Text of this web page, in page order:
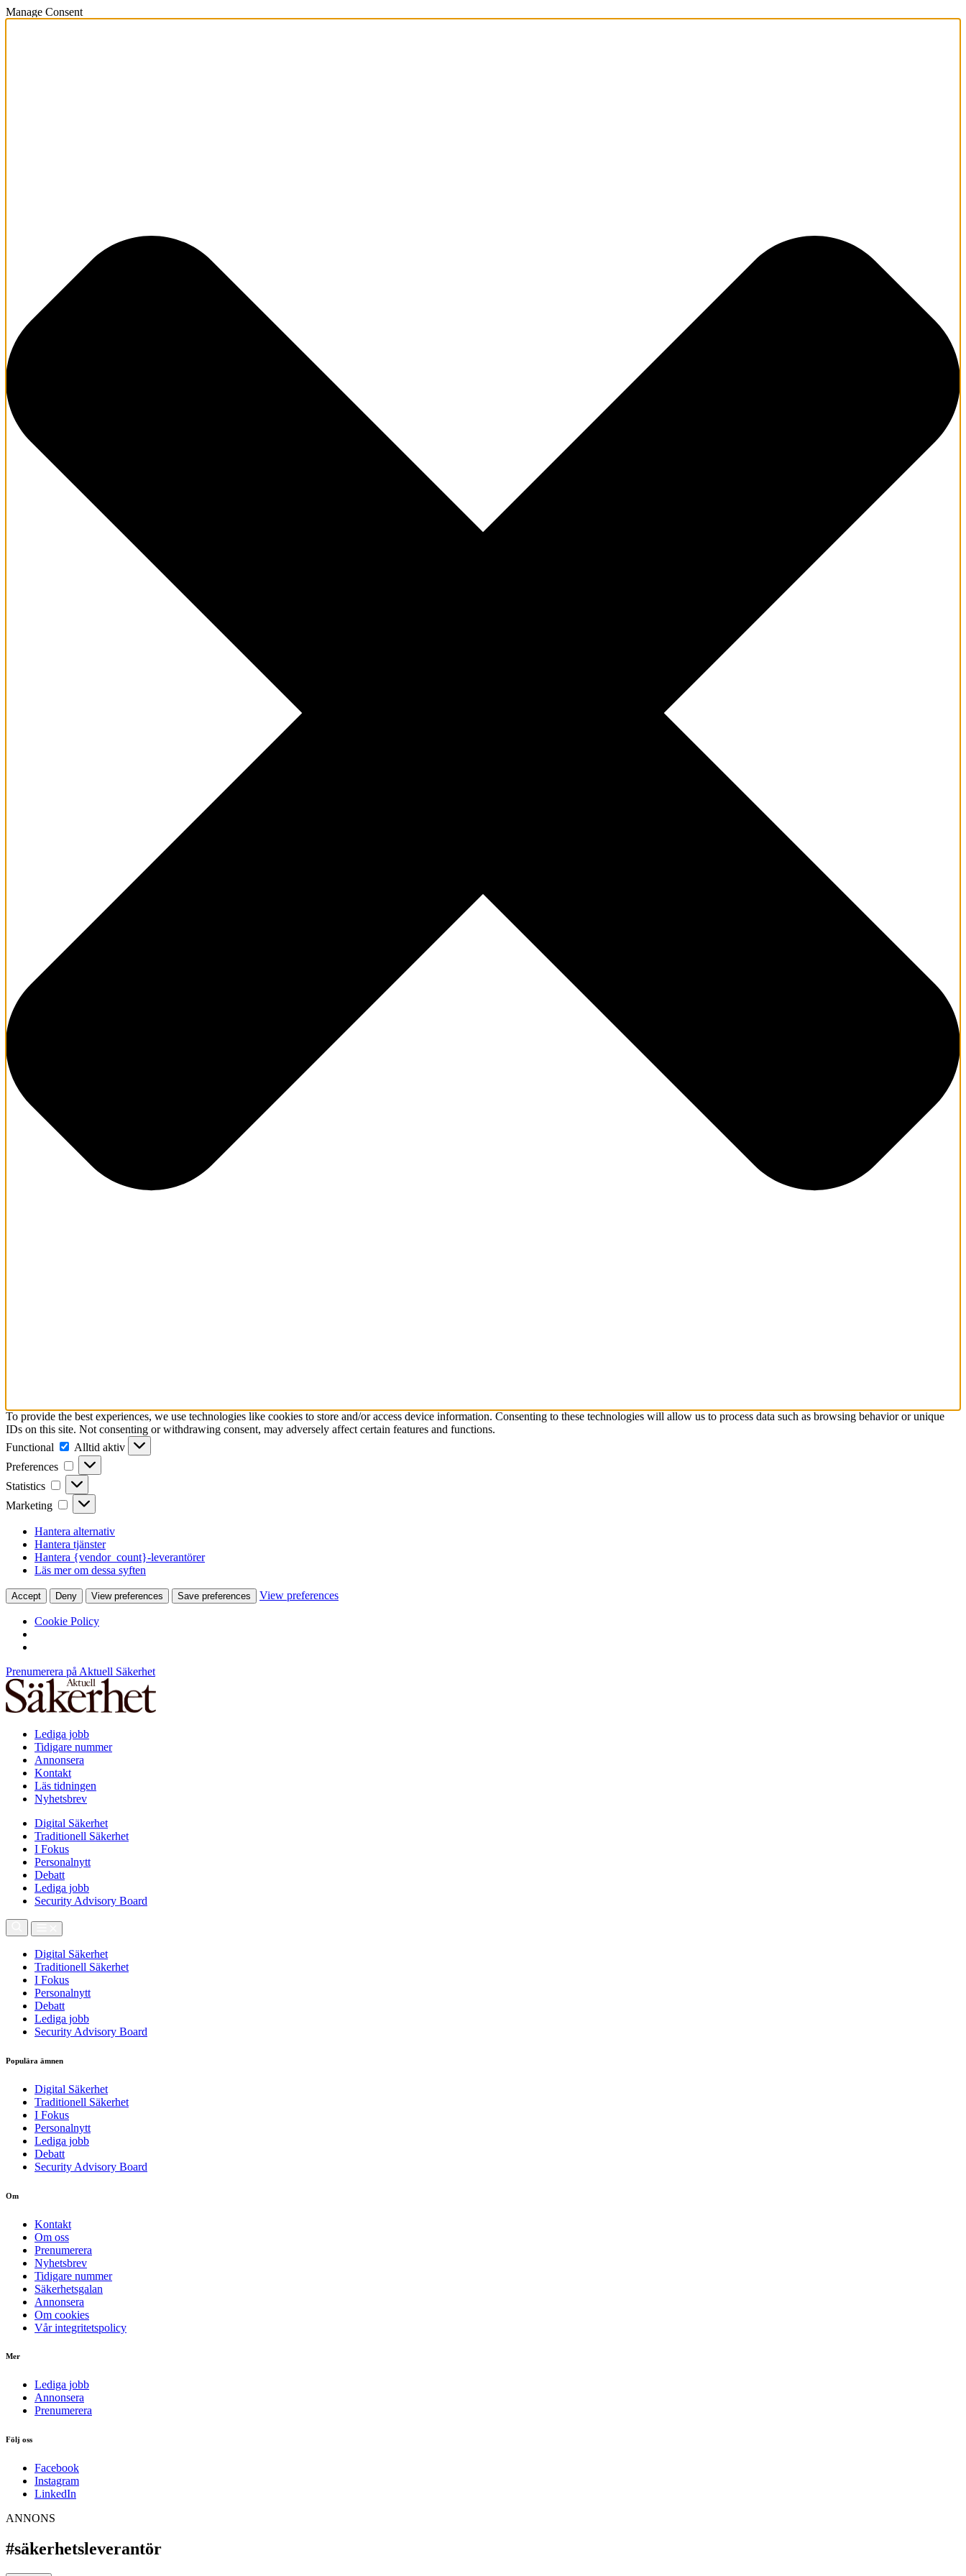
Manage Consent
To provide the best experiences, we use technologies like cookies to store and/or access device information. Consenting to these technologies will allow us to process data such as browsing behavior or unique
IDs on this site. Not consenting or withdrawing consent, may adversely affect certain features and functions.
Functional
Functional
Alltid aktiv
Preferences
Preferences
Statistics Statistics
Marketing Marketing
Hantera alternativ
Hantera tjänster
Hantera {vendor_count}-leverantörer
Läs mer om dessa syften
Accept Deny View preferences Save preferences View preferences
Cookie Policy
Prenumerera på Aktuell Säkerhet
Lediga jobb
Tidigare nummer
Annonsera
Kontakt
Läs tidningen
Nyhetsbrev
Digital Säkerhet
Traditionell Säkerhet
I Fokus
Personalnytt
Debatt
Lediga jobb
Security Advisory Board
Digital Säkerhet
Traditionell Säkerhet
I Fokus
Personalnytt
Debatt
Lediga jobb
Security Advisory Board
Populära ämnen
Digital Säkerhet
Traditionell Säkerhet
I Fokus
Personalnytt
Lediga jobb
Debatt
Security Advisory Board
Om
Kontakt
Om oss
Prenumerera
Nyhetsbrev
Tidigare nummer
Säkerhetsgalan
Annonsera
Om cookies
Vår integritetspolicy
Mer
Lediga jobb
Annonsera
Prenumerera
Följ oss
Facebook
Instagram
LinkedIn
ANNONS
#säkerhetsleverantör